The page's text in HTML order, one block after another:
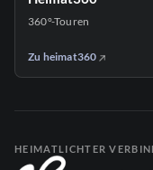
360°-Touren
Zu heimat360
HEIMATLICHTER